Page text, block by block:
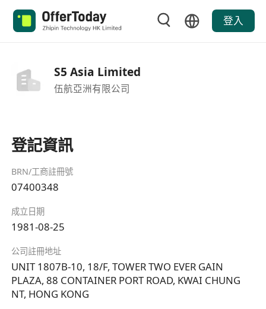
登入
S5 Asia Limited
伍航亞洲有限公司
登記資訊
BRN/工商註冊號
07400348
成立日期
1981-08-25
公司註冊地址
UNIT 1807B-10, 18/F, TOWER TWO EVER GAIN
PLAZA, 88 CONTAINER PORT ROAD, KWAI CHUNG
NT, HONG KONG